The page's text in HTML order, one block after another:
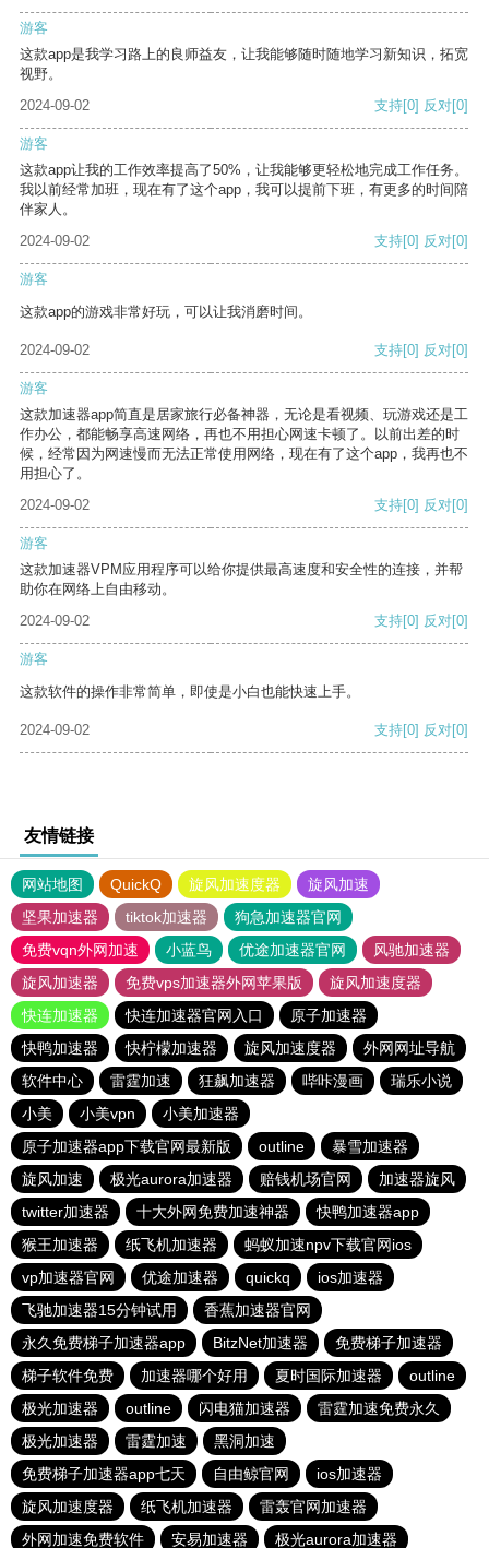
游客
这款app是我学习路上的良师益友，让我能够随时随地学习新知识，拓宽
视野。
2024-09-02
支持[0] 反对[0]
游客
这款app让我的工作效率提高了50%，让我能够更轻松地完成工作任务。
我以前经常加班，现在有了这个app，我可以提前下班，有更多的时间陪
伴家人。
2024-09-02
支持[0] 反对[0]
游客
这款app的游戏非常好玩，可以让我消磨时间。
2024-09-02 支持[0] 反对[0]
游客
这款加速器app简直是居家旅行必备神器，无论是看视频、玩游戏还是工
作办公，都能畅享高速网络，再也不用担心网速卡顿了。以前出差的时
候，经常因为网速慢而无法正常使用网络，现在有了这个app，我再也不
用担心了。
2024-09-02
支持[0] 反对[0]
游客
这款加速器VPM应用程序可以给你提供最高速度和安全性的连接，并帮
助你在网络上自由移动。
2024-09-02
支持[0] 反对[0]
游客
这款软件的操作非常简单，即使是小白也能快速上手。
2024-09-02 支持[0] 反对[0]
友情链接
网站地图 QuickQ 旋风加速度器
旋风加速
坚果加速器
tiktok加速器
狗急加速器官网
免费vqn外网加速
小蓝鸟 优途加速器官网
风驰加速器
旋风加速器
免费vps加速器外网苹果版
旋风加速度器
快连加速器
快连加速器官网入口
原子加速器
快鸭加速器
快柠檬加速器 旋风加速度器
外网网址导航
软件中心
雷霆加速 狂飙加速器 哔咔漫画
瑞乐小说
小美
小美vpn
小美加速器
原子加速器app下载官网最新版
outline
暴雪加速器
旋风加速
极光aurora加速器 赔钱机场官网
加速器旋风
twitter加速器
十大外网免费加速神器
快鸭加速器app
猴王加速器
纸飞机加速器
蚂蚁加速npv下载官网ios
vp加速器官网
优途加速器 quickq
ios加速器
飞驰加速器15分钟试用
香蕉加速器官网
永久免费梯子加速器app
BitzNet加速器
免费梯子加速器
梯子软件免费
加速器哪个好用 夏时国际加速器
outline
极光加速器
outline 闪电猫加速器
雷霆加速免费永久
极光加速器
雷霆加速
黑洞加速
免费梯子加速器app七天
自由鲸官网
ios加速器
旋风加速度器
纸飞机加速器
雷轰官网加速器
外网加速免费软件
安易加速器 极光aurora加速器